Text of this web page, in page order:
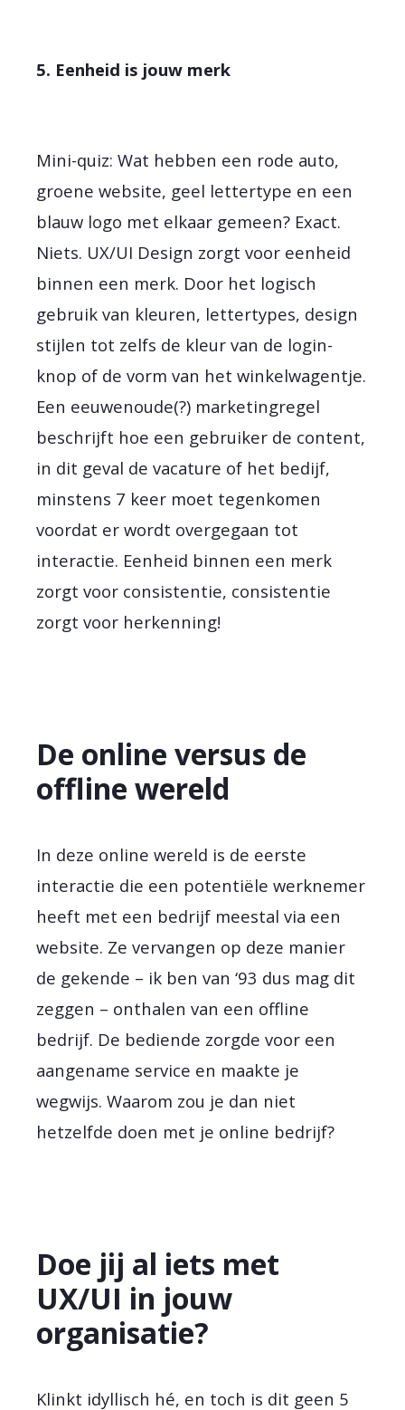
5. Eenheid is jouw merk
Mini-quiz: Wat hebben een rode auto,
groene website, geel lettertype en een
blauw logo met elkaar gemeen? Exact.
Niets. UX/UI Design zorgt voor eenheid
binnen een merk. Door het logisch
gebruik van kleuren, lettertypes, design
stijlen tot zelfs de kleur van de login-
knop of de vorm van het winkelwagentje.
Een eeuwenoude(?) marketingregel
beschrijft hoe een gebruiker de content,
in dit geval de vacature of het bedijf,
minstens 7 keer moet tegenkomen
voordat er wordt overgegaan tot
interactie. Eenheid binnen een merk
zorgt voor consistentie, consistentie
zorgt voor herkenning!
De online versus de
offline wereld
In deze online wereld is de eerste
interactie die een potentiële werknemer
heeft met een bedrijf meestal via een
website. Ze vervangen op deze manier
de gekende – ik ben van ‘93 dus mag dit
zeggen – onthalen van een offline
bedrijf. De bediende zorgde voor een
aangename service en maakte je
wegwijs. Waarom zou je dan niet
hetzelfde doen met je online bedrijf?
Doe jij al iets met
UX/UI in jouw
organisatie?
Klinkt idyllisch hé, en toch is dit geen 5